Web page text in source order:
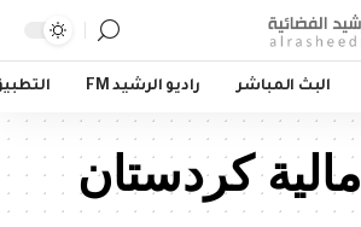
البث المباشر راديو الرشيد FM
مالية كردستان